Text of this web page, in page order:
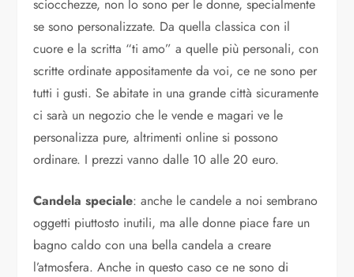
sciocchezze, non lo sono per le donne, specialmente
se sono personalizzate. Da quella classica con il
cuore e la scritta “ti amo” a quelle più personali, con
scritte ordinate appositamente da voi, ce ne sono per
tutti i gusti. Se abitate in una grande città sicuramente
ci sarà un negozio che le vende e magari ve le
personalizza pure, altrimenti online si possono
ordinare. I prezzi vanno dalle 10 alle 20 euro.
Candela speciale: anche le candele a noi sembrano
oggetti piuttosto inutili, ma alle donne piace fare un
bagno caldo con una bella candela a creare
l’atmosfera. Anche in questo caso ce ne sono di